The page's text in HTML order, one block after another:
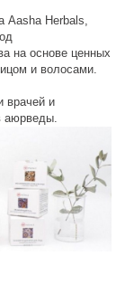
Aasha Herbals,
на основе ценных
и волосами.
врачей и
аюрведы.